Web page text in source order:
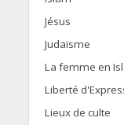
Jésus
Judaïsme
La femme en
Liberté
Lieux de culte